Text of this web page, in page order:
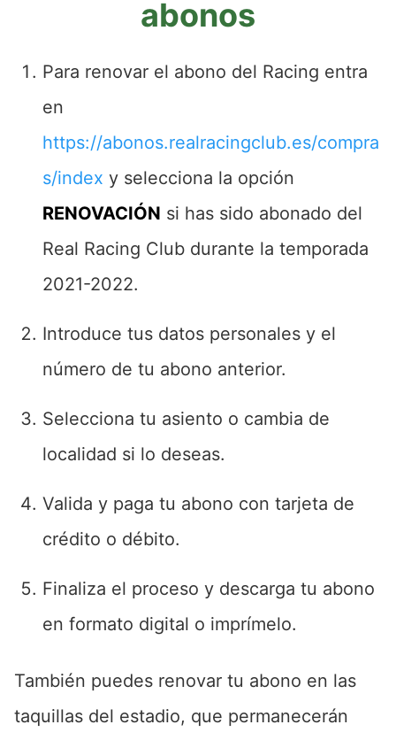
abonos
Para renovar el abono del Racing entra
en
https://abonos.realracingclub.es/compra
s/index y selecciona la opción
RENOVACIÓN si has sido abonado del
Real Racing Club durante la temporada
2021-2022.
Introduce tus datos personales y el
número de tu abono anterior.
Selecciona tu asiento o cambia de
localidad si lo deseas.
Valida y paga tu abono con tarjeta de
crédito o débito.
Finaliza el proceso y descarga tu abono
en formato digital o imprímelo.
También puedes renovar tu abono en las
taquillas del estadio, que permanecerán